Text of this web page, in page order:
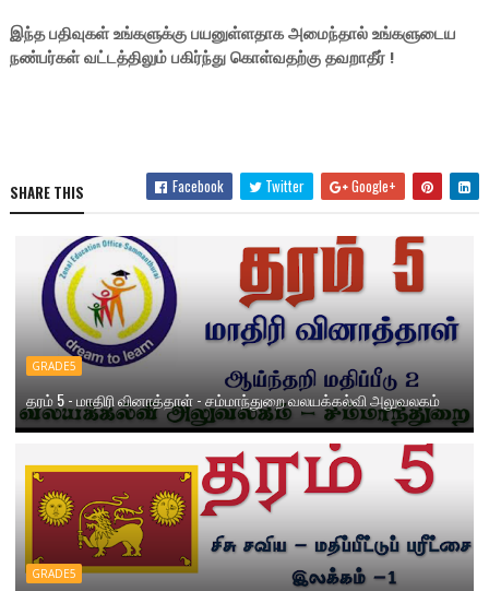
இந்த பதிவுகள் உங்களுக்கு பயனுள்ளதாக அமைந்தால் உங்களுடைய
நண்பர்கள் வட்டத்திலும் பகிர்ந்து கொள்வதற்கு தவறாதீர் !
SHARE THIS Facebook Twitter Google+
GRADE5
தரம் 5 - மாதிரி வினாத்தாள் - சம்மாந்துறை வலயக்கல்வி அலுவலகம்
GRADE5